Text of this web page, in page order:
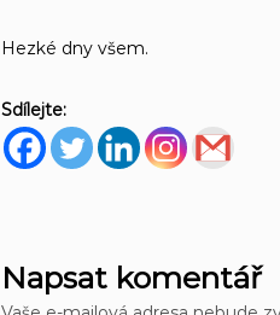
Hezké dny všem.
Sdílejte:
Napsat komentář